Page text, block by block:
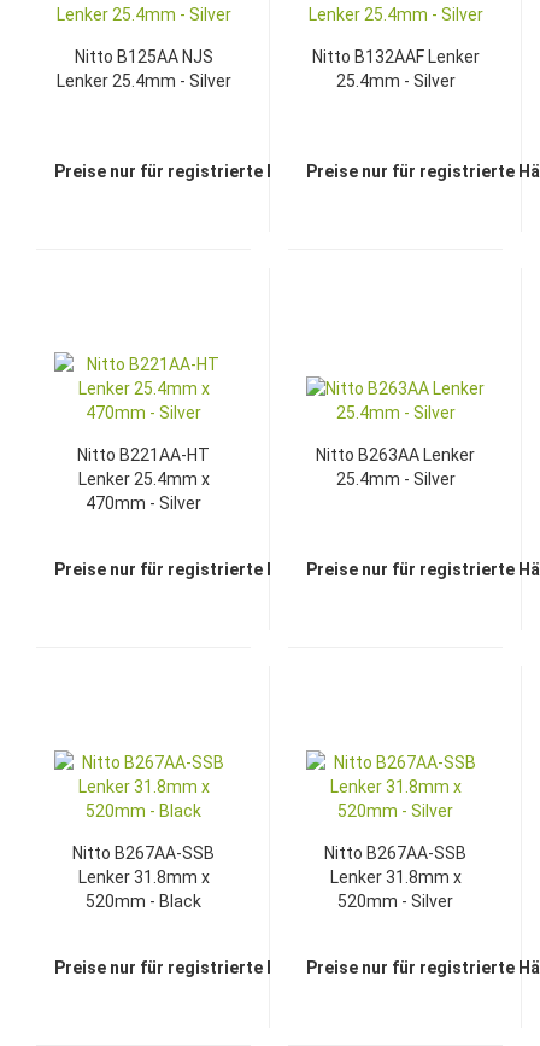
Nitto B125AA NJS
Lenker 25.4mm - Silver
Preise nur für registrierte Händler sichtbar
Nitto B132AAF Lenker
25.4mm - Silver
Preise nur für registrierte
Nitto B221AA-HT
Lenker 25.4mm x
470mm - Silver
Preise nur für registrierte Händler sichtbar
Nitto B263AA Lenker
25.4mm - Silver
Preise nur für registrierte
Nitto B267AA-SSB
Lenker 31.8mm x
520mm - Black
Preise nur für registrierte Händler sichtbar
Nitto B267AA-SSB
Lenker 31.8mm x
520mm - Silver
Preise nur für registrierte